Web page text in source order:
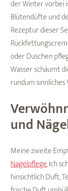
der Winter vorbei
Blütendüfte und
Rezeptur dieser
oder Duschen
Wasser schäumt
rundum
und
Meine zweite
Nagelpflege. Ich
hinsichtlich Duft,